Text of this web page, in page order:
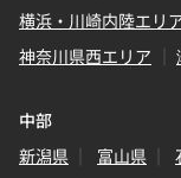
横浜・川崎内陸エリ
神奈川県西エリア
中部
新潟県
富山県